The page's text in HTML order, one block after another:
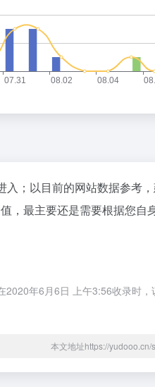
入；以目前的网站数据参考
，最主要还是需要根据您自
年6月6日 上午3:56收录时
本文地址https://